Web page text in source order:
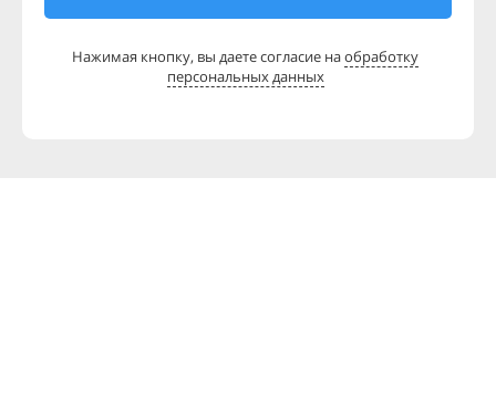
Нажимая кнопку, вы даете согласие наобработку
персональных данных